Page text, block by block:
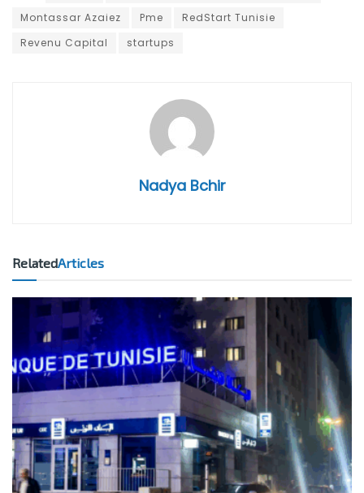
Montassar Azaiez
Pme
RedStart Tunisie
Revenu Capital
startups
Nadya Bchir
RelatedArticles